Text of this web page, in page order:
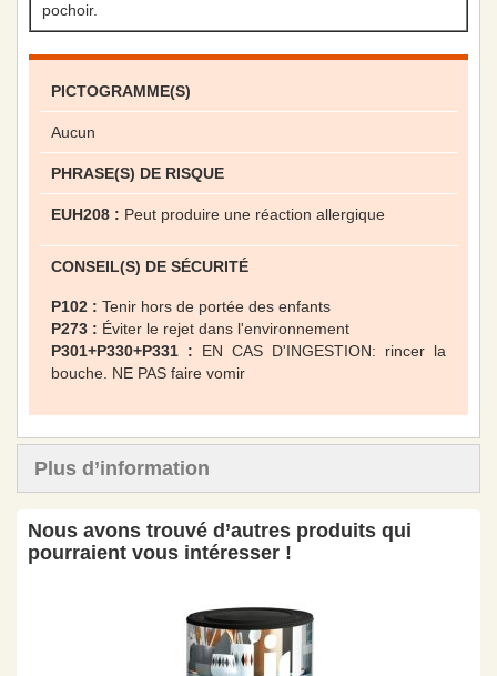
pochoir.
PICTOGRAMME(S)
Aucun
PHRASE(S) DE RISQUE
EUH208 : Peut produire une réaction allergique
CONSEIL(S) DE SÉCURITÉ
P102 : Tenir hors de portée des enfants
P273 : Éviter le rejet dans l'environnement
P301+P330+P331 : EN CAS D'INGESTION: rincer la
bouche. NE PAS faire vomir
Plus d’information
Nous avons trouvé d’autres produits qui
pourraient vous intéresser !